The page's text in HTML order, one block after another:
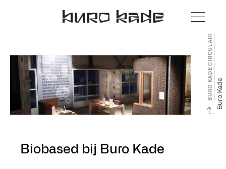
BURO KADE CIRCULAIRBuro Kade
Biobased bij Buro Kade